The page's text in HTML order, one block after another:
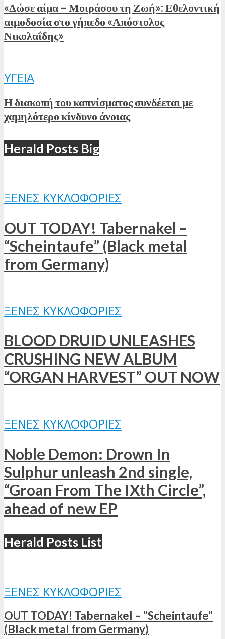
«Δώσε αίμα – Μοιράσου τη Ζωή»: Εθελοντική
αιμοδοσία στο γήπεδο «Απόστολος
Νικολαΐδης»
ΥΓΕΊΑ
Η διακοπή του καπνίσματος συνδέεται με
χαμηλότερο κίνδυνο άνοιας
Herald Posts Big
ΞΈΝΕΣ ΚΥΚΛΟΦΟΡΊΕΣ
OUT TODAY! Tabernakel –
“Scheintaufe” (Black metal
from Germany)
ΞΈΝΕΣ ΚΥΚΛΟΦΟΡΊΕΣ
BLOOD DRUID UNLEASHES
CRUSHING NEW ALBUM
“ORGAN HARVEST” OUT NOW
ΞΈΝΕΣ ΚΥΚΛΟΦΟΡΊΕΣ
Noble Demon: Drown In
Sulphur unleash 2nd single,
“Groan From The IXth Circle”,
ahead of new EP
Herald Posts List
ΞΈΝΕΣ ΚΥΚΛΟΦΟΡΊΕΣ
OUT TODAY! Tabernakel – “Scheintaufe”
(Black metal from Germany)